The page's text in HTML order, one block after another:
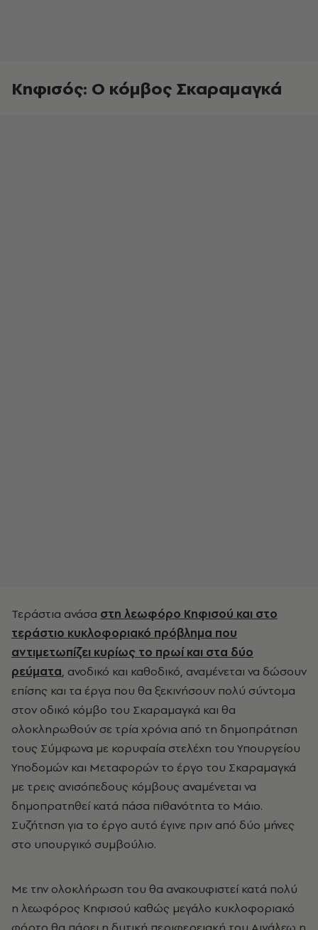
Κηφισός: Ο κόμβος Σκαραμαγκά
Τεράστια ανάσα στη λεωφόρο Κηφισού και στο
τεράστιο κυκλοφοριακό πρόβλημα που
αντιμετωπίζει κυρίως το πρωί και στα δύο
ρεύματα, ανοδικό και καθοδικό, αναμένεται να δώσουν
επίσης και τα έργα που θα ξεκινήσουν πολύ σύντομα
στον οδικό κόμβο του Σκαραμαγκά και θα
ολοκληρωθούν σε τρία χρόνια από τη δημοπράτηση
τους Σύμφωνα με κορυφαία στελέχη του Υπουργείου
Υποδομών και Μεταφορών το έργο του Σκαραμαγκά
με τρεις ανισόπεδους κόμβους αναμένεται να
δημοπρατηθεί κατά πάσα πιθανότητα το Μάιο.
Συζήτηση για το έργο αυτό έγινε πριν από δύο μήνες
στο υπουργικό συμβούλιο.
Με την ολοκλήρωση του θα ανακουφιστεί κατά πολύ
η λεωφόρος Κηφισού καθώς μεγάλο κυκλοφοριακό